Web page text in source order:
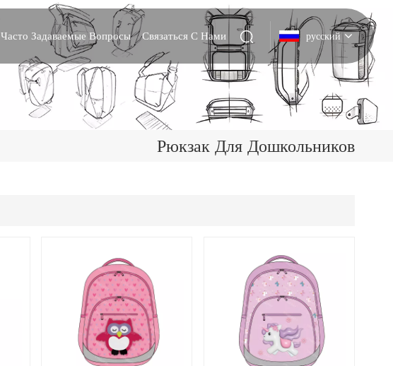
Часто Задаваемые Вопросы Связаться С Нами русский
English
Italiano
Nederlands
日本語
한국어
Рюкзак Для Дошкольников